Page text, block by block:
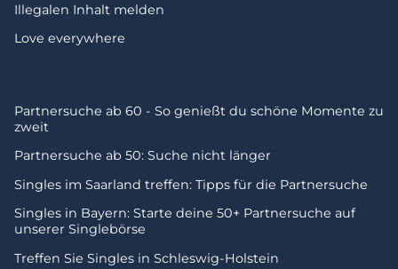
Illegalen Inhalt melden
Love everywhere
Partnersuche ab 60 - So genießt du schöne Momente zu
zweit
Partnersuche ab 50: Suche nicht länger
Singles im Saarland treffen: Tipps für die Partnersuche
Singles in Bayern: Starte deine 50+ Partnersuche auf
unserer Singlebörse
Treffen Sie Singles in Schleswig-Holstein